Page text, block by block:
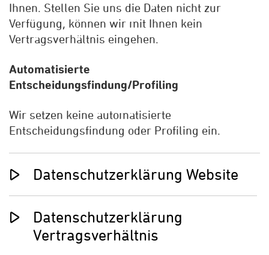
Ihnen. Stellen Sie uns die Daten nicht zur
Verfügung, können wir mit Ihnen kein
Vertragsverhältnis eingehen.
Automatisierte
Entscheidungsfindung/Profiling
Wir setzen keine automatisierte
Entscheidungsfindung oder Profiling ein.
Datenschutzerklärung Website
Datenschutzerklärung
Vertragsverhältnis